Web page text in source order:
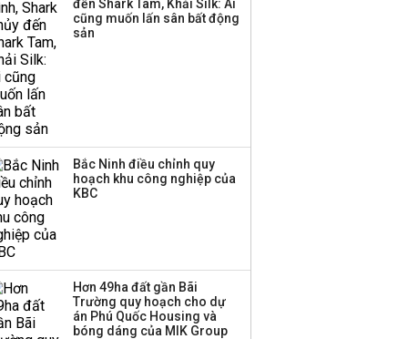
Thị trường thường
đến Shark Tam, Khải Silk: Ai
cũng muốn lấn sân bất động
sản
Bắc Ninh điều chỉnh quy
hoạch khu công nghiệp của
KBC
Hơn 49ha đất gần Bãi
Trường quy hoạch cho dự
án Phú Quốc Housing và
bóng dáng của MIK Group